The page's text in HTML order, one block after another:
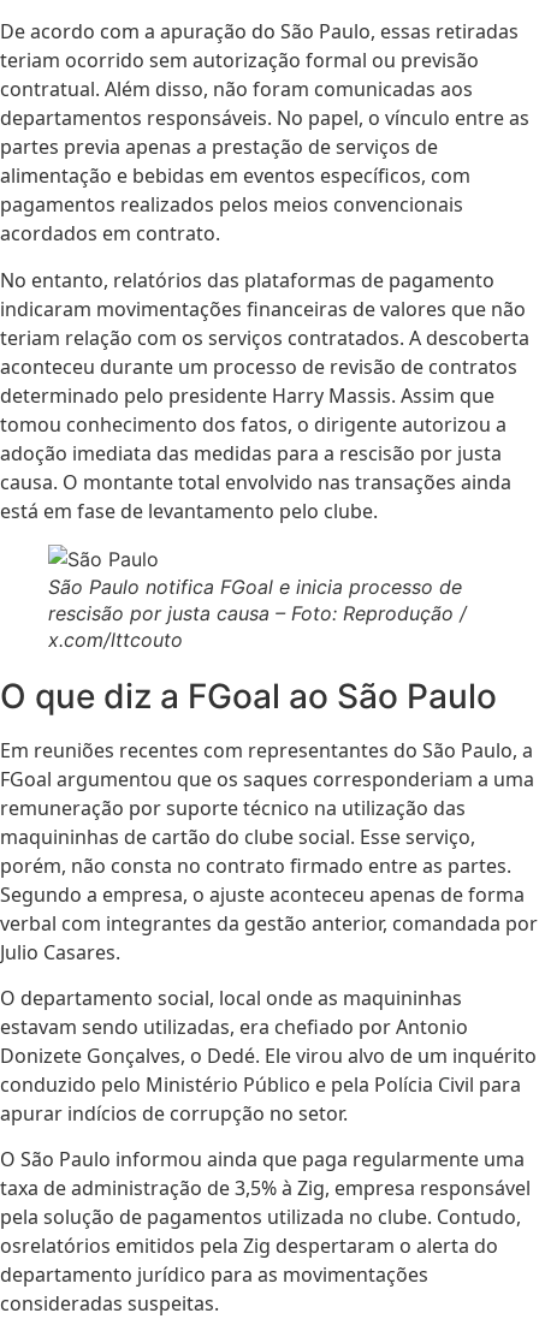
De acordo com a apuração do São Paulo, essas retiradas
teriam ocorrido sem autorização formal ou previsão
contratual. Além disso, não foram comunicadas aos
departamentos responsáveis. No papel, o vínculo entre as
partes previa apenas a prestação de serviços de
alimentação e bebidas em eventos específicos, com
pagamentos realizados pelos meios convencionais
acordados em contrato.
No entanto, relatórios das plataformas de pagamento
indicaram movimentações financeiras de valores que não
teriam relação com os serviços contratados. A descoberta
aconteceu durante um processo de revisão de contratos
determinado pelo presidente Harry Massis. Assim que
tomou conhecimento dos fatos, o dirigente autorizou a
adoção imediata das medidas para a rescisão por justa
causa. O montante total envolvido nas transações ainda
está em fase de levantamento pelo clube.
São Paulo notifica FGoal e inicia processo de
rescisão por justa causa – Foto: Reprodução /
x.com/lttcouto
O que diz a FGoal ao São Paulo
Em reuniões recentes com representantes do São Paulo, a
FGoal argumentou que os saques corresponderiam a uma
remuneração por suporte técnico na utilização das
maquininhas de cartão do clube social. Esse serviço,
porém, não consta no contrato firmado entre as partes.
Segundo a empresa, o ajuste aconteceu apenas de forma
verbal com integrantes da gestão anterior, comandada por
Julio Casares.
O departamento social, local onde as maquininhas
estavam sendo utilizadas, era chefiado por Antonio
Donizete Gonçalves, o Dedé. Ele virou alvo de um inquérito
conduzido pelo Ministério Público e pela Polícia Civil para
apurar indícios de corrupção no setor.
O São Paulo informou ainda que paga regularmente uma
taxa de administração de 3,5% à Zig, empresa responsável
pela solução de pagamentos utilizada no clube. Contudo,
osrelatórios emitidos pela Zig despertaram o alerta do
departamento jurídico para as movimentações
consideradas suspeitas.